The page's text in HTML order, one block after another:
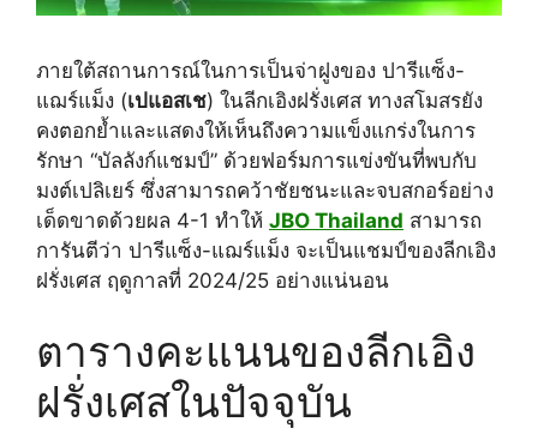
ภายใต้สถานการณ์ในการเป็นจ่าฝูงของ ปารีแซ็ง-
แฌร์แม็ง (เปแอสเช) ในลีกเอิงฝรั่งเศส ทางสโมสรยัง
คงตอกย้ำและแสดงให้เห็นถึงความแข็งแกร่งในการ
รักษา “บัลลังก์แชมป์” ด้วยฟอร์มการแข่งขันที่พบกับ
มงต์เปลิเยร์ ซึ่งสามารถคว้าชัยชนะและจบสกอร์อย่าง
เด็ดขาดด้วยผล 4-1 ทำให้ JBO Thailand สามารถ
การันตีว่า ปารีแซ็ง-แฌร์แม็ง จะเป็นแชมป์ของลีกเอิง
ฝรั่งเศส ฤดูกาลที่ 2024/25 อย่างแน่นอน
ตารางคะแนนของลีกเอิง
ฝรั่งเศสในปัจจุบัน